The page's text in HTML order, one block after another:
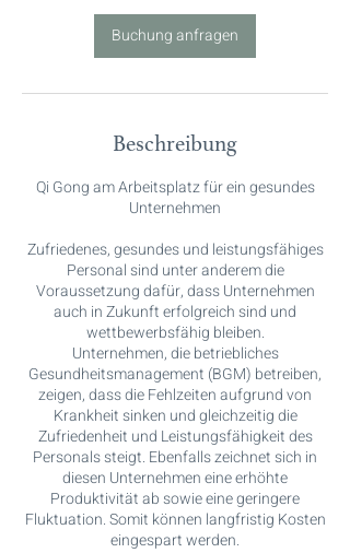
d
Buchung anfragen
Beschreibung
Qi Gong am Arbeitsplatz für ein gesundes
Unternehmen
Zufriedenes, gesundes und leistungsfähiges
Personal sind unter anderem die
Voraussetzung dafür, dass Unternehmen
auch in Zukunft erfolgreich sind und
wettbewerbsfähig bleiben.
Unternehmen, die betriebliches
Gesundheitsmanagement (BGM) betreiben,
zeigen, dass die Fehlzeiten aufgrund von
Krankheit sinken und gleichzeitig die
Zufriedenheit und Leistungsfähigkeit des
Personals steigt. Ebenfalls zeichnet sich in
diesen Unternehmen eine erhöhte
Produktivität ab sowie eine geringere
Fluktuation. Somit können langfristig Kosten
eingespart werden.